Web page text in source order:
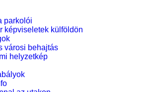
parkolói
képviseletek külföldön
városi behajtás
helyzetkép